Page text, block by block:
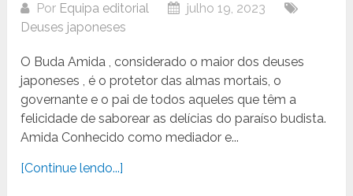
Por Equipa editorial
julho 19, 2023
Deuses japoneses
O Buda Amida , considerado o maior dos deuses
japoneses , é o protetor das almas mortais, o
governante e o pai de todos aqueles que têm a
felicidade de saborear as delícias do paraíso budista.
Amida Conhecido como mediador e...
[Continue lendo...]